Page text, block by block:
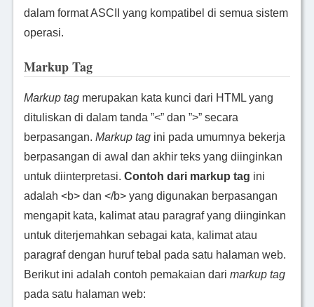
dalam format ASCII yang kompatibel di semua sistem
operasi.
Markup Tag
Markup tag merupakan kata kunci dari HTML yang
dituliskan di dalam tanda ”<” dan ”>” secara
berpasangan. Markup tag ini pada umumnya bekerja
berpasangan di awal dan akhir teks yang diinginkan
untuk diinterpretasi. Contoh dari markup tag ini
adalah <b> dan </b> yang digunakan berpasangan
mengapit kata, kalimat atau paragraf yang diinginkan
untuk diterjemahkan sebagai kata, kalimat atau
paragraf dengan huruf tebal pada satu halaman web.
Berikut ini adalah contoh pemakaian dari markup tag
pada satu halaman web: